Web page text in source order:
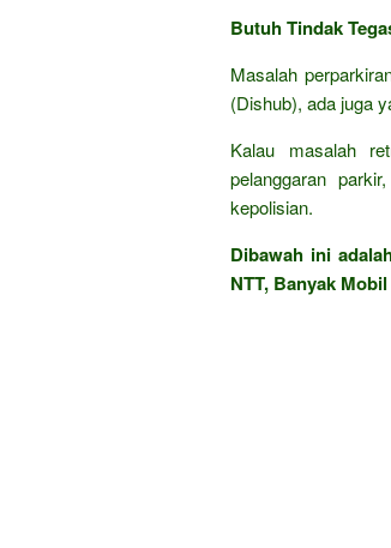
Butuh Tindak
Masalah
(Dishub), ada juga
Kalau masalah
pelanggaran
kepolisian.
Dibawah ini
NTT, Banyak